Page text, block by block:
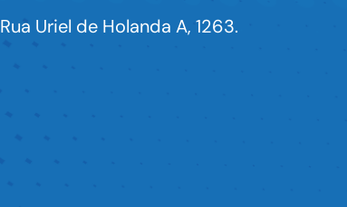
Rua Uriel de Holanda A, 1263.